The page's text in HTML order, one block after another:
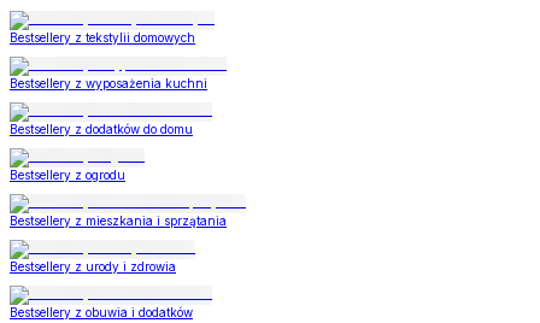
Bestsellery z tekstylii domowych
Bestsellery z wyposażenia kuchni
Bestsellery z dodatków do domu
Bestsellery z ogrodu
Bestsellery z mieszkania i sprzątania
Bestsellery z urody i zdrowia
Bestsellery z obuwia i dodatków